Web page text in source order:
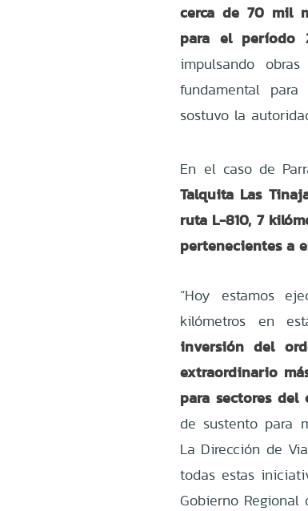
cerca de 70 mil
para el período
impulsando
fundamental
sostuvo la
En el caso de
Talquita Las
ruta L-810, 7
pertenecientes a
“Hoy estamos
kilómetros en
inversión del
extraordinario
para sectores del
de sustento para
La Dirección de
todas estas
Gobierno Regional